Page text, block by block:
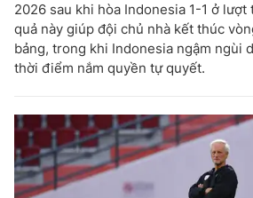
2026 sau khi hòa Indonesia 1-1 ở lượt
quả này giúp đội chủ nhà kết thúc
bảng, trong khi Indonesia ngậm ngùi
thời điểm nắm quyền tự quyết.